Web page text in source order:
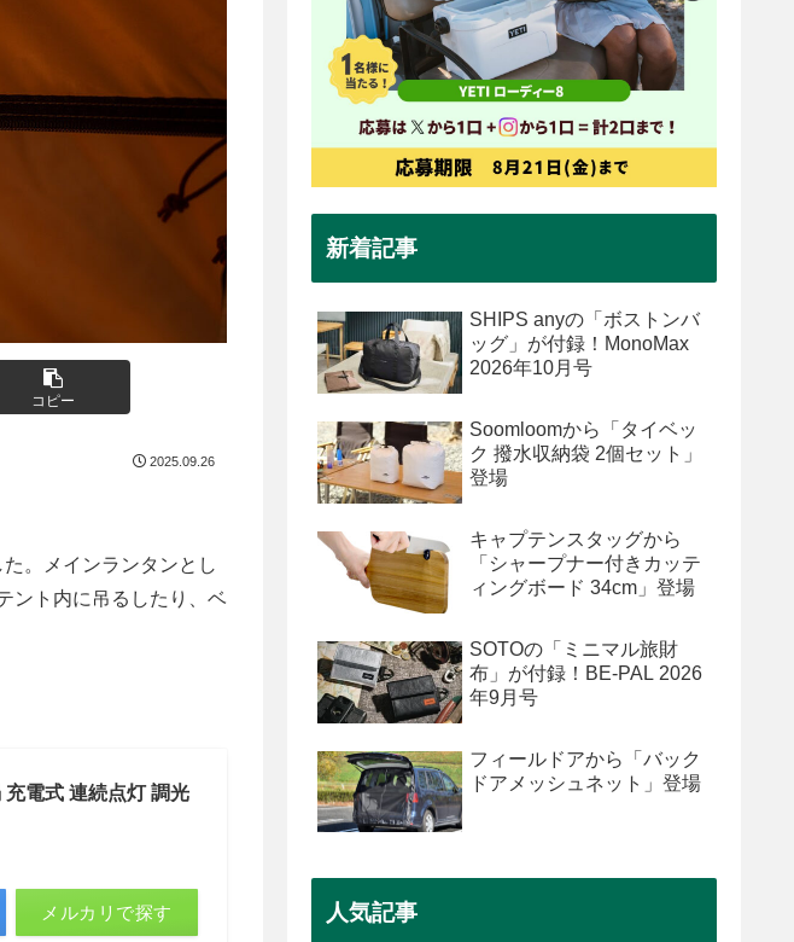
コピー
2025.09.26
。メインランタンとし
ント内に吊るしたり、ベ
電式 連続点灯 調光
メルカリで探す
新着記事
SHIPS anyの「ボストンバ
ッグ」が付録！MonoMax
2026年10月号
Soomloomから「タイベッ
ク 撥水収納袋 2個セット」
登場
キャプテンスタッグから
「シャープナー付きカッテ
ィングボード 34cm」登場
SOTOの「ミニマル旅財
布」が付録！BE-PAL 2026
年9月号
フィールドアから「バック
ドアメッシュネット」登場
人気記事